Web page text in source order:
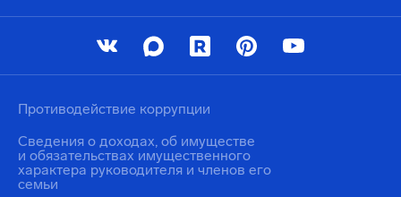
Противодействие коррупции
Сведения о доходах, об имуществе
и обязательствах имущественного
характера руководителя и членов его
семьи